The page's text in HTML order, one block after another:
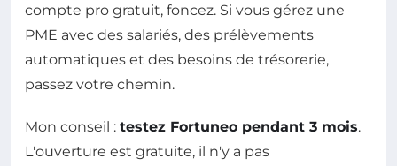
compte pro gratuit, foncez. Si vous gérez une
PME avec des salariés, des prélèvements
automatiques et des besoins de trésorerie,
passez votre chemin.
Mon conseil : testez Fortuneo pendant 3 mois.
L'ouverture est gratuite, il n'y a pas